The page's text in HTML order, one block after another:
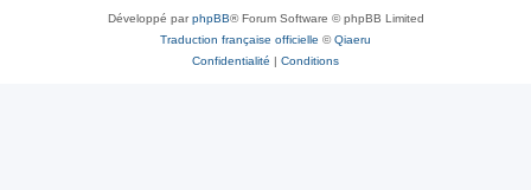
Développé parphpBB® Forum Software © phpBB Limited
Traduction française officielle ©Qiaeru
Confidentialité | Conditions